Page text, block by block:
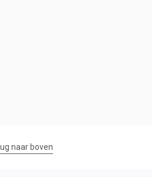
naar boven